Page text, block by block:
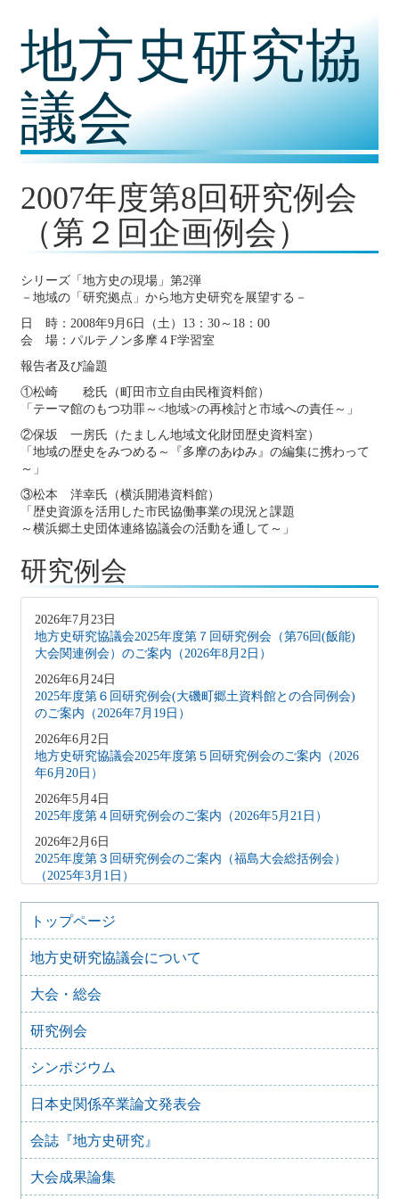
地方史研究協
議会
2007年度第8回研究例会
（第２回企画例会）
シリーズ「地方史の現場」第2弾
－地域の「研究拠点」から地方史研究を展望する－
日 時：2008年9月6日（土）13：30～18：00
会 場：パルテノン多摩４F学習室
報告者及び論題
①松崎 稔氏（町田市立自由民権資料館）
「テーマ館のもつ功罪～<地域>の再検討と市域への責任～」
②保坂 一房氏（たましん地域文化財団歴史資料室）
「地域の歴史をみつめる～『多摩のあゆみ』の編集に携わって
～」
③松本 洋幸氏（横浜開港資料館）
「歴史資源を活用した市民協働事業の現況と課題
～横浜郷土史団体連絡協議会の活動を通して～」
研究例会
2026年7月23日
地方史研究協議会2025年度第７回研究例会（第76回(飯能)
大会関連例会）のご案内（2026年8月2日）
2026年6月24日
2025年度第６回研究例会(大磯町郷土資料館との合同例会)
のご案内（2026年7月19日）
2026年6月2日
地方史研究協議会2025年度第５回研究例会のご案内（2026
年6月20日）
2026年5月4日
2025年度第４回研究例会のご案内（2026年5月21日）
2026年2月6日
2025年度第３回研究例会のご案内（福島大会総括例会）
（2025年3月1日）
2025年12月5日
2025年度第２回研究例会のご案内（伊予史談会との合同例
会）（2026年１月11日）
2025年10月7日
2025年度第１回研究例会のご案内（加能地域史研究会との
合同例会）（2025年11月8日）
2025年9月3日
2024年度第8回研究例会のご案内（2025年9月27日）
2025年6月5日
20日）
2025年6月5日
2024年度第6回研究例会（2025年7月12日）
2025年5月12日
2024年度第5回研究例会（2025年5月30日）
トップページ
地方史研究協議会について
大会・総会
研究例会
シンポジウム
日本史関係卒業論文発表会
会誌『地方史研究』
大会成果論集